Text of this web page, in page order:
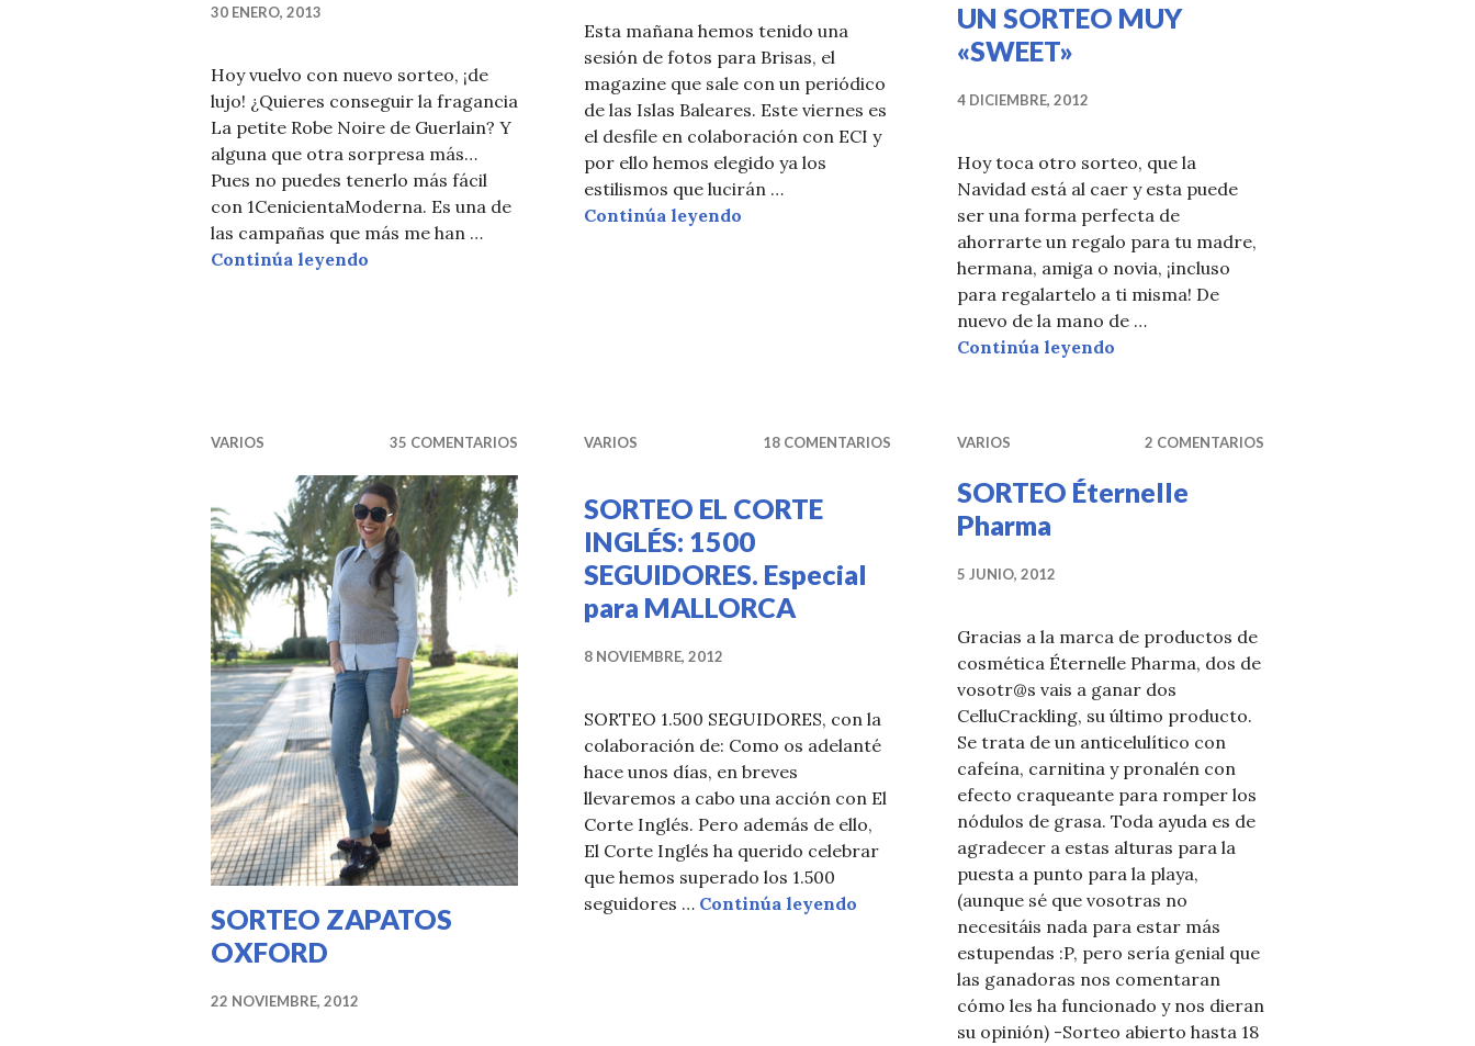
30 ENERO, 2013
Hoy vuelvo con nuevo sorteo, ¡de
lujo! ¿Quieres conseguir la fragancia
La petite Robe Noire de Guerlain? Y
alguna que otra sorpresa más…
Pues no puedes tenerlo más fácil
con 1CenicientaModerna. Es una de
las campañas que más me han …
Continúa leyendo
Esta mañana hemos tenido una
sesión de fotos para Brisas, el
magazine que sale con un periódico
de las Islas Baleares. Este viernes es
el desfile en colaboración con ECI y
por ello hemos elegido ya los
estilismos que lucirán …
Continúa leyendo SESIÓN DE FOTOS + SORTEO DESFILE
UN SORTEO MUY
«SWEET»
4 DICIEMBRE, 2012
Hoy toca otro sorteo, que la
Navidad está al caer y esta puede
ser una forma perfecta de
ahorrarte un regalo para tu madre,
hermana, amiga o novia, ¡incluso
para regalartelo a ti misma! De
nuevo de la mano de …
Continúa leyendo
VARIOS 35 COMENTARIOS
SORTEO ZAPATOS
OXFORD
22 NOVIEMBRE, 2012
VARIOS 18 COMENTARIOS
SORTEO EL CORTE
INGLÉS: 1500
SEGUIDORES. Especial
para MALLORCA
8 NOVIEMBRE, 2012
SORTEO 1.500 SEGUIDORES, con la
colaboración de: Como os adelanté
hace unos días, en breves
llevaremos a cabo una acción con El
Corte Inglés. Pero además de ello,
El Corte Inglés ha querido celebrar
que hemos superado los 1.500
seguidores … Continúa leyendo SORTEO EL CORTE INGLÉS: 1500 SEGUIDORES. Especial para
VARIOS 2 COMENTARIOS
SORTEO Éternelle
Pharma
5 JUNIO, 2012
Gracias a la marca de productos de
cosmética Éternelle Pharma, dos de
vosotr@s vais a ganar dos
CelluCrackling, su último producto.
Se trata de un anticelulítico con
cafeína, carnitina y pronalén con
efecto craqueante para romper los
nódulos de grasa. Toda ayuda es de
agradecer a estas alturas para la
puesta a punto para la playa,
(aunque sé que vosotras no
necesitáis nada para estar más
estupendas :P, pero sería genial que
las ganadoras nos comentaran
cómo les ha funcionado y nos dieran
su opinión) -Sorteo abierto hasta 18